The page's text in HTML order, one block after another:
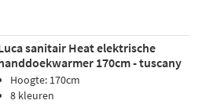
sanitair Heat elektrische
170cm - tuscany
Hoogte: 170cm
8 kleuren